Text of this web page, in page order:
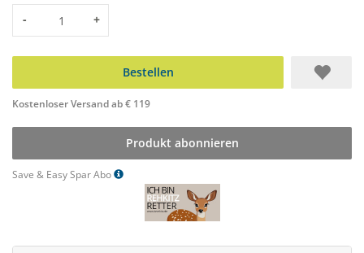
Menge
- +
Bestellen
Kostenloser Versand ab € 119
Produkt abonnieren
Save & Easy Spar Abo